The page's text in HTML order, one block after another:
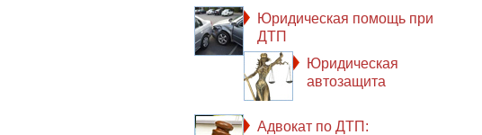
Юридическая помощь при
ДТП
Юридическая
автозащита
Адвокат по ДТП: